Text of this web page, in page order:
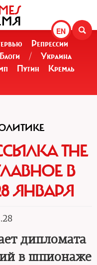
EN
Репрессии
Блоги /
Украина
Путин
Кремль
THE
В
ЯНВАРЯ
дипломата
в шпионаже